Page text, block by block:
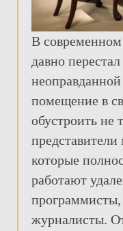
В
давно
помещение в
обустроить не
которые
работают
журналисты.